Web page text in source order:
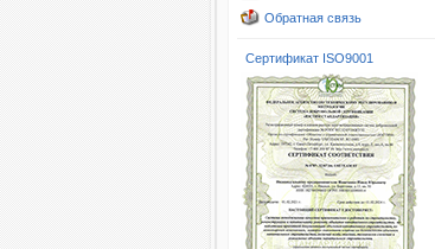
Обратная связь
Сертификат ISO9001